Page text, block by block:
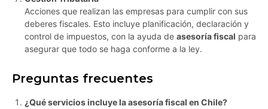
Acciones que realizan las empresas para cumplir con sus
deberes fiscales. Esto incluye planificación, declaración y
control de impuestos, con la ayuda de asesoría fiscal para
asegurar que todo se haga conforme a la ley.
Preguntas frecuentes
¿Qué servicios incluye la asesoría fiscal en Chile?